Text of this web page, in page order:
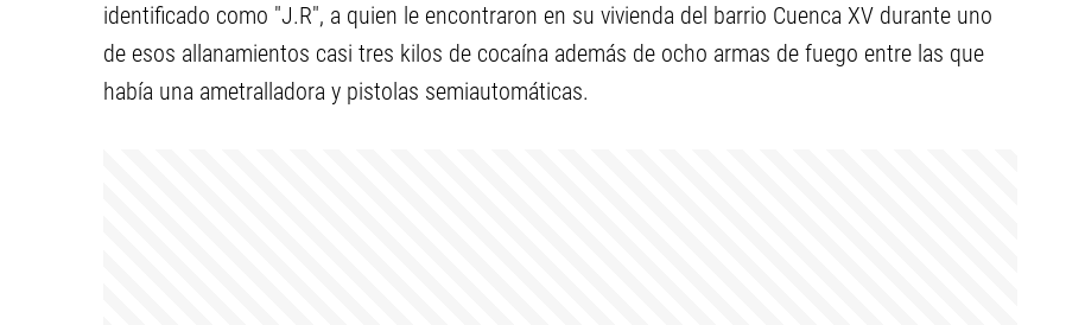
identificado como "J.R", a quien le encontraron en su vivienda del barrio Cuenca XV durante uno
de esos allanamientos casi tres kilos de cocaína además de ocho armas de fuego entre las que
había una ametralladora y pistolas semiautomáticas.